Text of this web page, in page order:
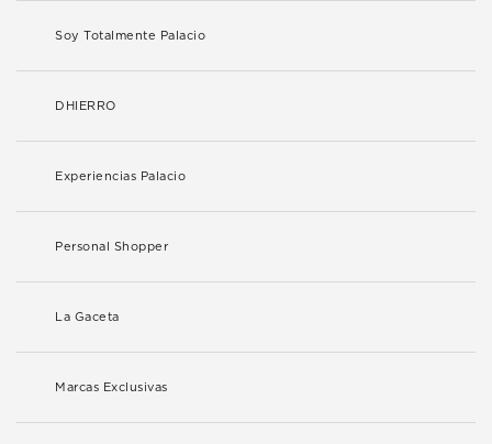
Soy Totalmente Palacio
DHIERRO
Experiencias Palacio
Personal Shopper
La Gaceta
Marcas Exclusivas